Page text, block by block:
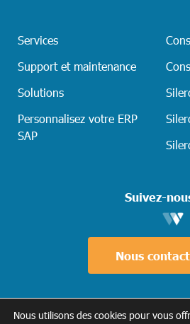
Services
Support et maintenance
Solutions
Personnalisez votre ERP
SAP
Suivez-
Nous
Nous utilisons des cookies pour vous